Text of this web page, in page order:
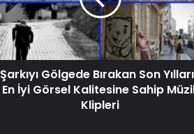
Şarkıyı Gölgede Bırakan Son
En İyi Görsel Kalitesine Sahip
Klipleri